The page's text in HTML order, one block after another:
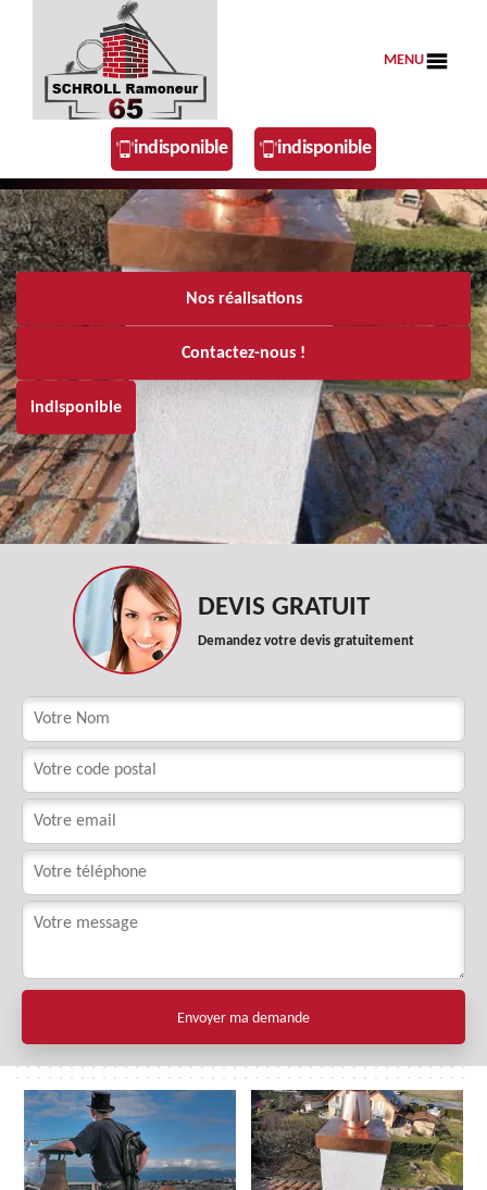
MENU
indisponible indisponible
Nos réalisations
Contactez-nous !
indisponible
DEVIS GRATUIT
Demandez votre devis gratuitement